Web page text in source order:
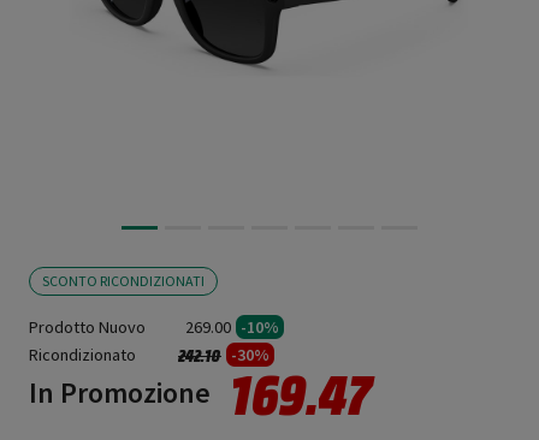
SCONTO RICONDIZIONATI
Prodotto Nuovo 269.00 -10%
Ricondizionato
Prezzo ridotto da
242.10a -30%
In Promozione 169.47